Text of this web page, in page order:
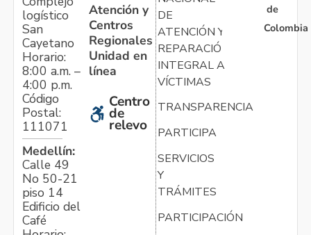
logístico
San
Cayetano
Horario:
8:00 a.m. –
4:00 p.m.
Código
Postal:
111071
Medellín:
Calle 49
No 50-21
piso 14
Edificio del
Café
Atención y
Centros
Regionales
Unidad en
línea
Centro
de
relevo
DE
ATENCIÓN Y
REPARACIÓN
INTEGRAL A
VÍCTIMAS
TRANSPARENCIA
PARTICIPA
SERVICIOS
Y
TRÁMITES
PARTICIPACIÓN
de
Colombia